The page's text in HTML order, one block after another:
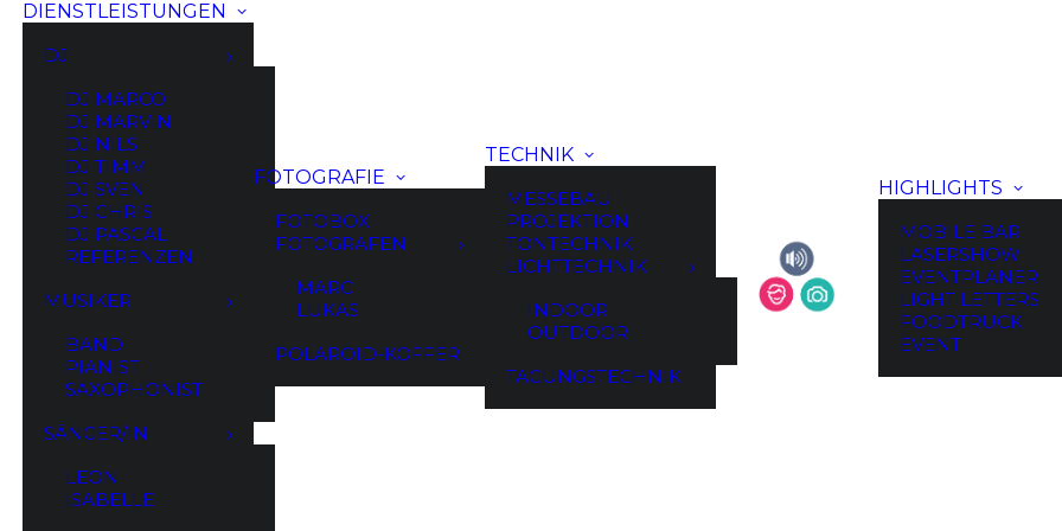
DIENSTLEISTUNGEN
DJ
DJ MARCO
DJ MARVIN
DJ NILS
DJ TIMM
DJ SVEN
DJ CHRIS
DJ PASCAL
REFERENZEN
MUSIKER
BAND
PIANIST
SAXOPHONIST
SÄNGER/IN
LEON
ISABELLE
FOTOGRAFIE
FOTOBOX
FOTOGRAFEN
MARC
LUKAS
POLAROID-KOFFER
TECHNIK
MESSEBAU
PROJEKTION
TONTECHNIK
LICHTTECHNIK
INDOOR
OUTDOOR
TAGUNGSTECHNIK
HIGHLIGHTS
MOBILE BAR
LASERSHOW
EVENTPLANER
LIGHT LETTERS
FOODTRUCK
EVENT
Alle 2 Ergebnisse werden angezeigt